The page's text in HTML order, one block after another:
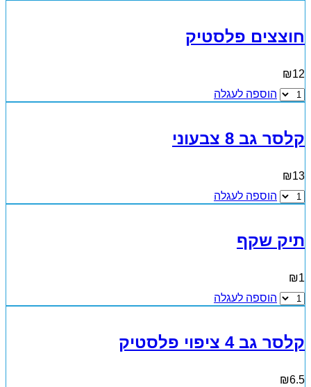
חוצצים פלסטיק
₪12
הוספה לעגלה
קלסר גב 8 צבעוני
₪13
הוספה לעגלה
תיק שקף
₪1
הוספה לעגלה
קלסר גב 4 ציפוי פלסטיק
₪6.5